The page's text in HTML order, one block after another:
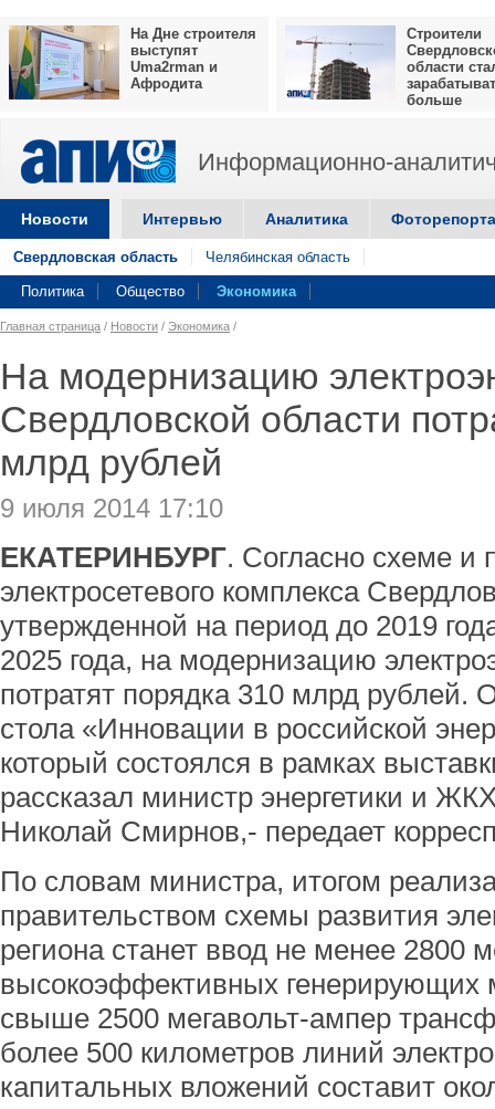
На Дне строителя
выступят
Uma2rman и
Афродита
Строители
области
больше
Информационно-
Новости Интервью Аналитика
Свердловская область Челябинская область
Политика Общество Экономика
Главная страница / Новости / Экономика /
На модернизацию
Свердловской области
млрд рублей
9 июля 2014 17:10
ЕКАТЕРИНБУРГ. Согласно схеме и
электросетевого комплекса
утвержденной на период до 2019
2025 года, на модернизацию
потратят порядка 310 млрд рублей.
стола «Инновации в российской
который состоялся в рамках
рассказал министр энергетики и
Николай Смирнов,- передает
По словам министра, итогом
правительством схемы развития
региона станет ввод не менее 2800
высокоэффективных генерирующих
свыше 2500 мегавольт-ампер
более 500 километров линий
капитальных вложений составит